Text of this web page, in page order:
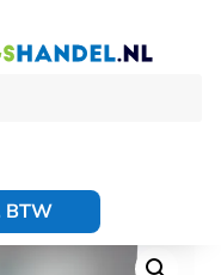
BTW
| KRAALTRIM